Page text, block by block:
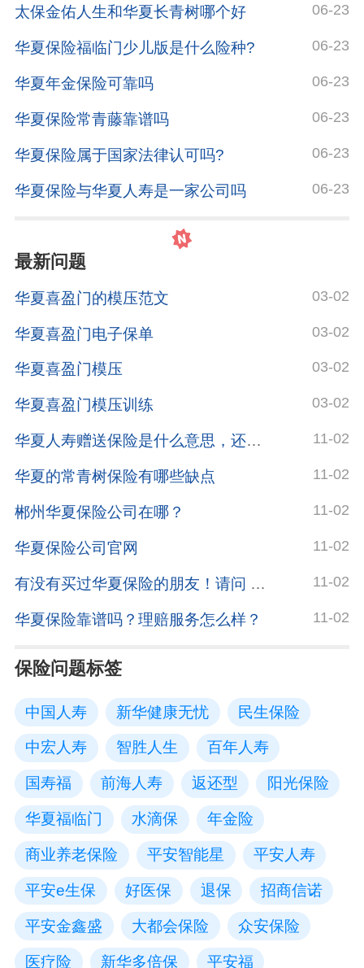
太保金佑人生和华夏长青树哪个好 06-23
华夏保险福临门少儿版是什么险种? 06-23
华夏年金保险可靠吗 06-23
华夏保险常青藤靠谱吗 06-23
华夏保险属于国家法律认可吗? 06-23
华夏保险与华夏人寿是一家公司吗 06-23
最新问题
华夏喜盈门的模压范文 03-02
华夏喜盈门电子保单 03-02
华夏喜盈门模压 03-02
华夏喜盈门模压训练 03-02
华夏人寿赠送保险是什么意思，还发了合同号给我 11-02
华夏的常青树保险有哪些缺点 11-02
郴州华夏保险公司在哪？ 11-02
华夏保险公司官网 11-02
有没有买过华夏保险的朋友！请问 可靠吗？ 11-02
华夏保险靠谱吗？理赔服务怎么样？ 11-02
保险问题标签
中国人寿 新华健康无忧 民生保险
中宏人寿 智胜人生 百年人寿
国寿福 前海人寿 返还型 阳光保险
华夏福临门 水滴保 年金险
商业养老保险 平安智能星 平安人寿
平安e生保 好医保 退保 招商信诺
平安金鑫盛 大都会保险 众安保险
医疗险 新华多倍保 平安福